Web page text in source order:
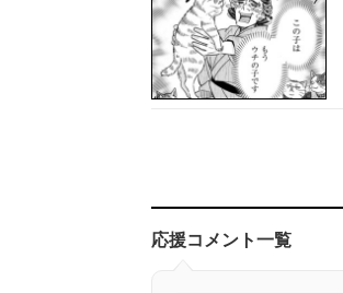
応援コメント一覧